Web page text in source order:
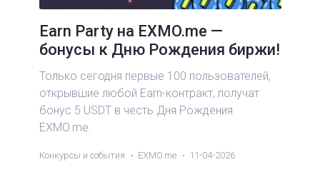
Earn Party на EXMO.me —
бонусы к Дню Рождения биржи!
Только сегодня первые 100 пользователей,
открывшие любой Earn-контракт, получат
бонус 5 USDT в честь Дня Рождения
EXMO.me.
Конкурсы и события EXMO.me 11-04-2026